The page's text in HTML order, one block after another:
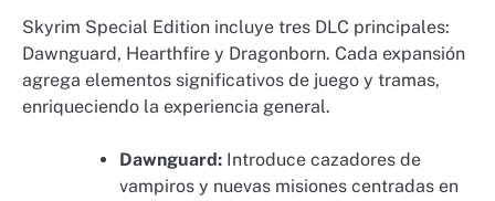
Skyrim Special Edition incluye tres DLC principales:
Dawnguard, Hearthfire y Dragonborn. Cada expansión
agrega elementos significativos de juego y tramas,
enriqueciendo la experiencia general.
Dawnguard: Introduce cazadores de
vampiros y nuevas misiones centradas en